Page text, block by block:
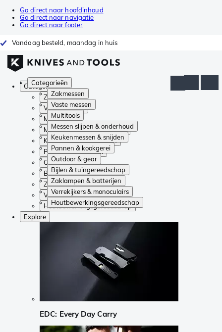
Ga direct naar hoofdinhoud
Ga direct naar navigatie
Ga direct naar footer
Vandaag besteld, maandag in huis
Categorieën
Zakmessen
Vaste messen
Multitools
Messen slijpen & onderhoud
Keukenmessen & snijden
Pannen & kookgerei
Outdoor & gear
Bijlen & tuingereedschap
Zaklampen & batterijen
Verrekijkers & monoculairs
Houtbewerkingsgereedschap
Categorieën
Zakmessen
Vaste messen
Multitools
Messen slijpen & onderhoud
Keukenmessen & snijden
Pannen & kookgerei
Outdoor & gear
Bijlen & tuingereedschap
Zaklampen & batterijen
Verrekijkers & monoculairs
Houtbewerkingsgereedschap
Explore
EDC: Every Day Carry